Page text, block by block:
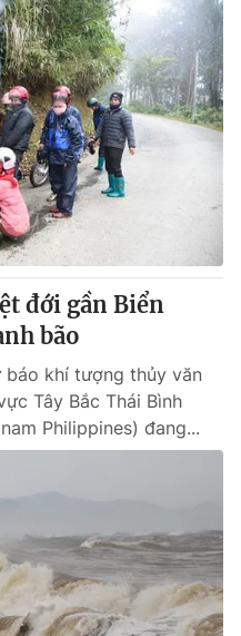
đới gần Biển
bão
báo khí tượng thủy văn
Tây Bắc Thái Bình
Philippines) đang...